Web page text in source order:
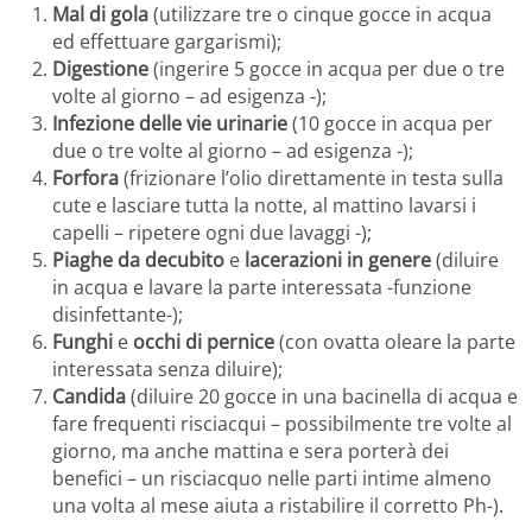
Mal di gola(utilizzare tre o cinque gocce in acqua
ed effettuare gargarismi);
Digestione(ingerire 5 gocce in acqua per due o tre
volte al giorno – ad esigenza -);
Infezione delle vie urinarie(10 gocce in acqua per
due o tre volte al giorno – ad esigenza -);
Forfora(frizionare l’olio direttamente in testa sulla
cute e lasciare tutta la notte, al mattino lavarsi i
capelli – ripetere ogni due lavaggi -);
Piaghe da decubito e lacerazioni in genere(diluire
in acqua e lavare la parte interessata -funzione
disinfettante-);
Funghi e occhi di pernice(con ovatta oleare la parte
interessata senza diluire);
Candida(diluire 20 gocce in una bacinella di acqua e
fare frequenti risciacqui – possibilmente tre volte al
giorno, ma anche mattina e sera porterà dei
benefici – un risciacquo nelle parti intime almeno
una volta al mese aiuta a ristabilire il corretto Ph-).